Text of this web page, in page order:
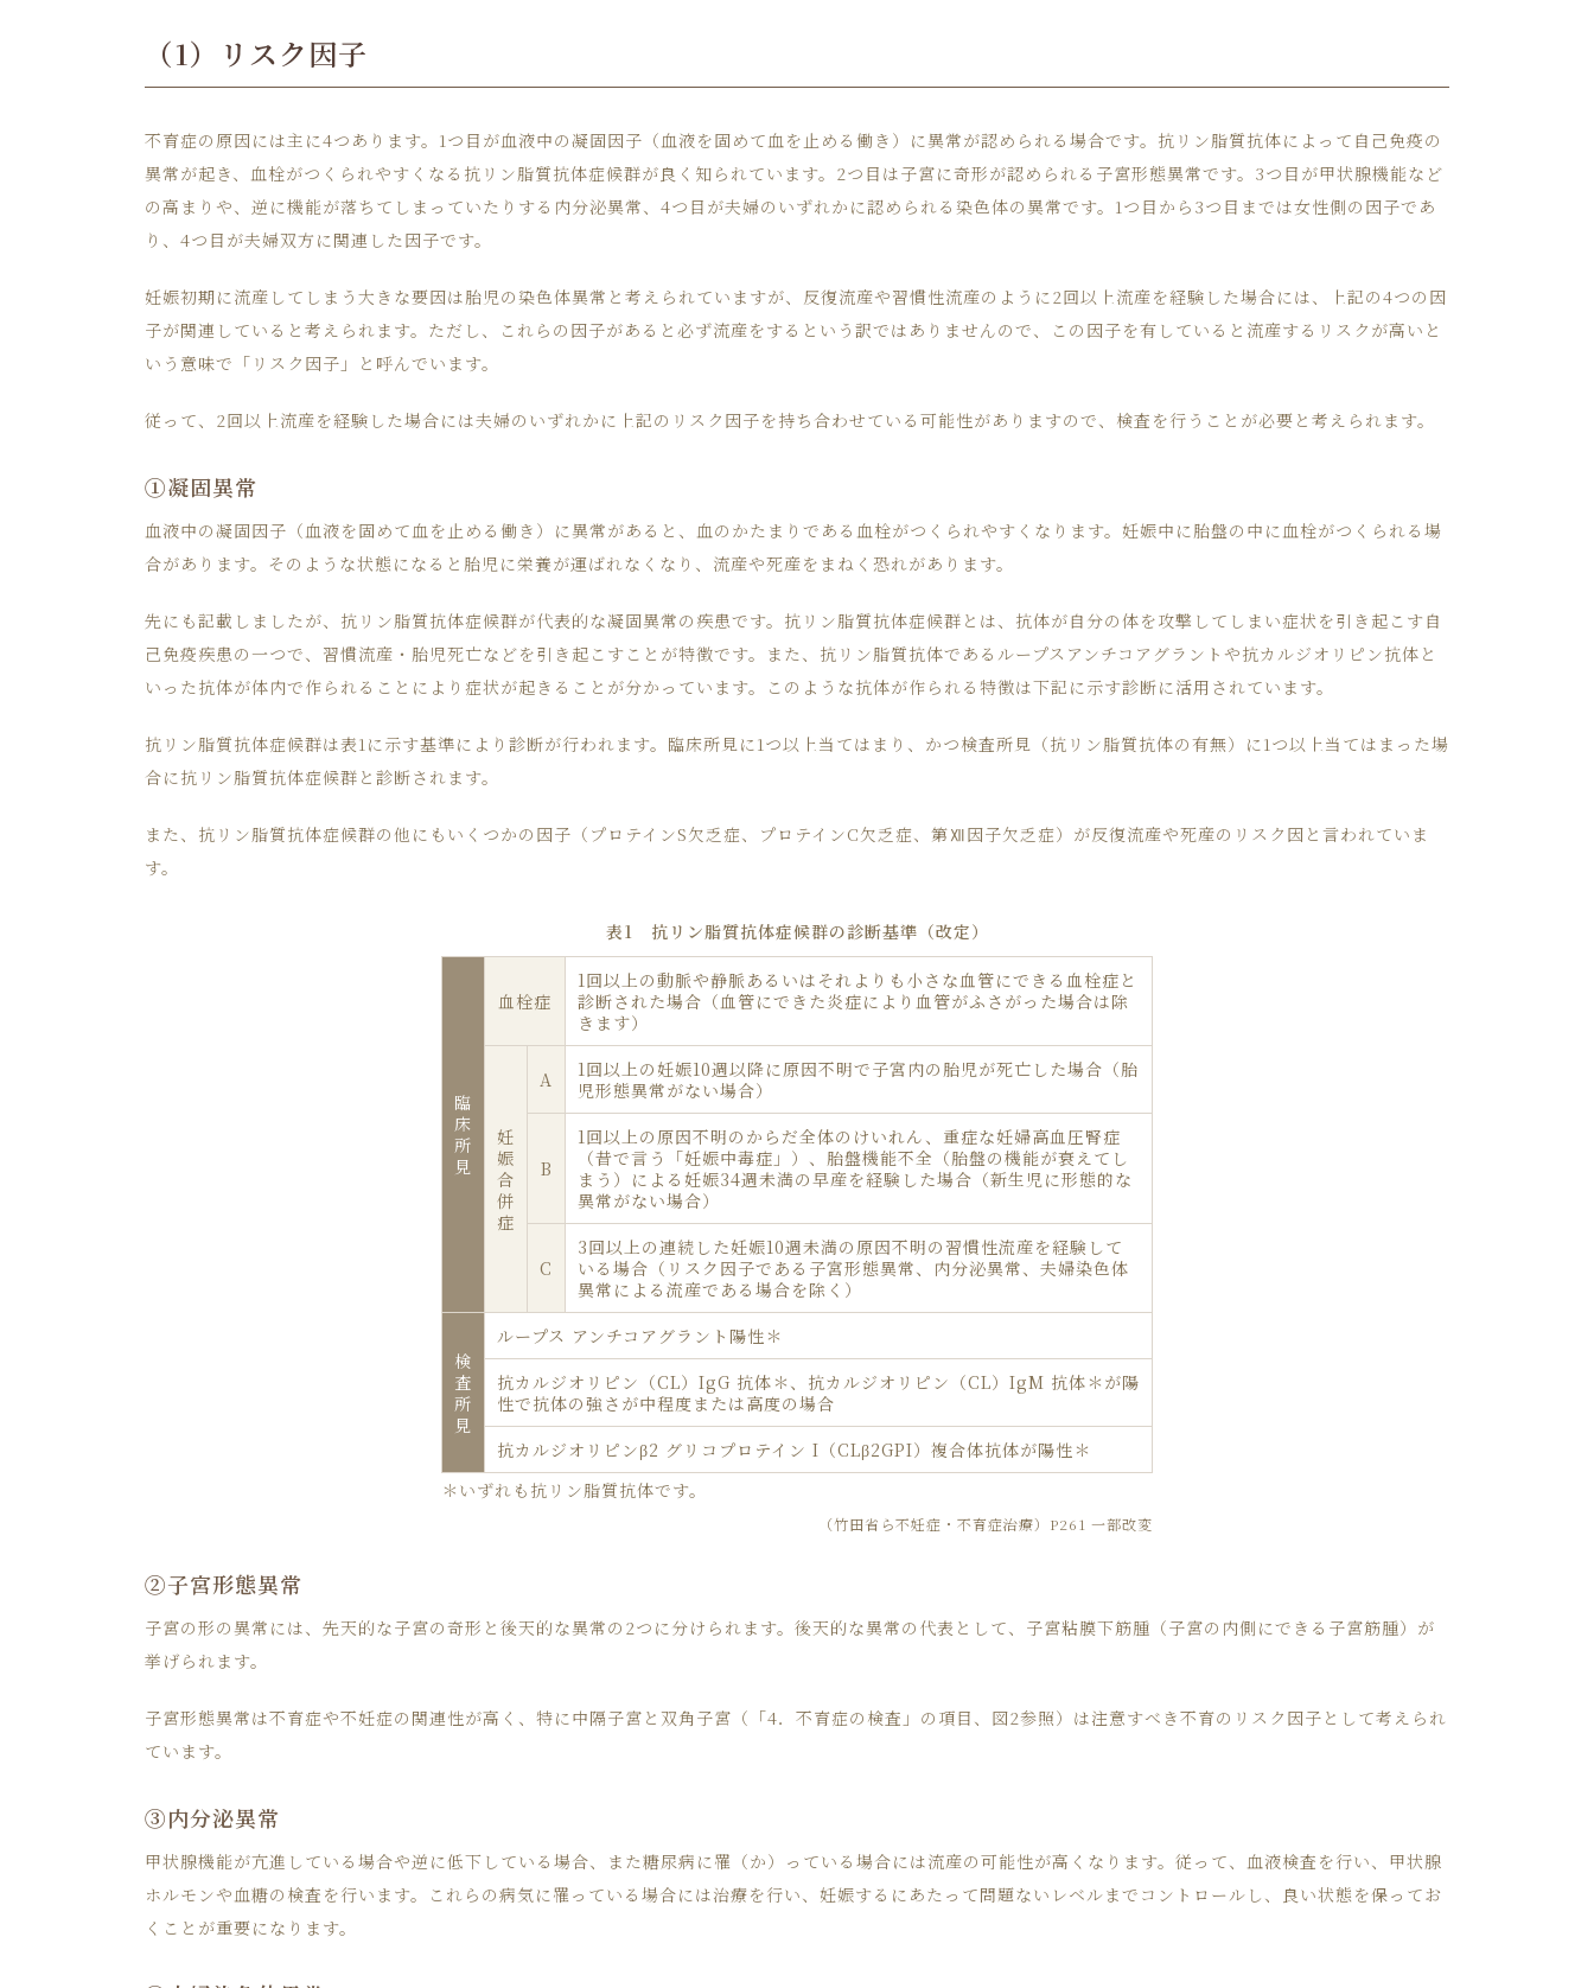
（1）リスク因子
不育症の原因には主に4つあります。1つ目が血液中の凝固因子（血液を固めて血を止める働き）に異常が認められる場合です。抗リン脂質抗体によって自己免疫の
異常が起き、血栓がつくられやすくなる抗リン脂質抗体症候群が良く知られています。2つ目は子宮に奇形が認められる子宮形態異常です。3つ目が甲状腺機能など
の高まりや、逆に機能が落ちてしまっていたりする内分泌異常、4つ目が夫婦のいずれかに認められる染色体の異常です。1つ目から3つ目までは女性側の因子であ
り、4つ目が夫婦双方に関連した因子です。
妊娠初期に流産してしまう大きな要因は胎児の染色体異常と考えられていますが、反復流産や習慣性流産のように2回以上流産を経験した場合には、上記の4つの因
子が関連していると考えられます。ただし、これらの因子があると必ず流産をするという訳ではありませんので、この因子を有していると流産するリスクが高いと
いう意味で「リスク因子」と呼んでいます。
従って、2回以上流産を経験した場合には夫婦のいずれかに上記のリスク因子を持ち合わせている可能性がありますので、検査を行うことが必要と考えられます。
①凝固異常
血液中の凝固因子（血液を固めて血を止める働き）に異常があると、血のかたまりである血栓がつくられやすくなります。妊娠中に胎盤の中に血栓がつくられる場
合があります。そのような状態になると胎児に栄養が運ばれなくなり、流産や死産をまねく恐れがあります。
先にも記載しましたが、抗リン脂質抗体症候群が代表的な凝固異常の疾患です。抗リン脂質抗体症候群とは、抗体が自分の体を攻撃してしまい症状を引き起こす自
己免疫疾患の一つで、習慣流産・胎児死亡などを引き起こすことが特徴です。また、抗リン脂質抗体であるループスアンチコアグラントや抗カルジオリピン抗体と
いった抗体が体内で作られることにより症状が起きることが分かっています。このような抗体が作られる特徴は下記に示す診断に活用されています。
抗リン脂質抗体症候群は表1に示す基準により診断が行われます。臨床所見に1つ以上当てはまり、かつ検査所見（抗リン脂質抗体の有無）に1つ以上当てはまった場
合に抗リン脂質抗体症候群と診断されます。
また、抗リン脂質抗体症候群の他にもいくつかの因子（プロテインS欠乏症、プロテインC欠乏症、第Ⅻ因子欠乏症）が反復流産や死産のリスク因と言われていま
す。
表1 抗リン脂質抗体症候群の診断基準（改定）
臨
床
所
見
血栓症
1回以上の動脈や静脈あるいはそれよりも小さな血管にできる血栓症と
診断された場合（血管にできた炎症により血管がふさがった場合は除
きます）
妊
娠
合
併
症
A
1回以上の妊娠10週以降に原因不明で子宮内の胎児が死亡した場合（胎
児形態異常がない場合）
B
1回以上の原因不明のからだ全体のけいれん、重症な妊婦高血圧腎症
（昔で言う「妊娠中毒症」）、胎盤機能不全（胎盤の機能が衰えてし
まう）による妊娠34週未満の早産を経験した場合（新生児に形態的な
異常がない場合）
C
3回以上の連続した妊娠10週未満の原因不明の習慣性流産を経験して
いる場合（リスク因子である子宮形態異常、内分泌異常、夫婦染色体
異常による流産である場合を除く）
検
査
所
見
ループス アンチコアグラント陽性＊
抗カルジオリピン（CL）IgG 抗体＊、抗カルジオリピン（CL）IgM 抗体＊が陽
性で抗体の強さが中程度または高度の場合
抗カルジオリピンβ2 グリコプロテイン I（CLβ2GPI）複合体抗体が陽性＊
＊いずれも抗リン脂質抗体です。
（竹田省ら不妊症・不育症治療） P261 一部改変
②子宮形態異常
子宮の形の異常には、先天的な子宮の奇形と後天的な異常の2つに分けられます。後天的な異常の代表として、子宮粘膜下筋腫（子宮の内側にできる子宮筋腫）が
挙げられます。
子宮形態異常は不育症や不妊症の関連性が高く、特に中隔子宮と双角子宮（「4．不育症の検査」の項目、図2参照）は注意すべき不育のリスク因子として考えられ
ています。
③内分泌異常
甲状腺機能が亢進している場合や逆に低下している場合、また糖尿病に罹（か）っている場合には流産の可能性が高くなります。従って、血液検査を行い、甲状腺
ホルモンや血糖の検査を行います。これらの病気に罹っている場合には治療を行い、妊娠するにあたって問題ないレベルまでコントロールし、良い状態を保ってお
くことが重要になります。